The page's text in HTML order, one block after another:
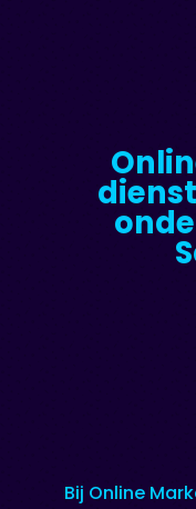
Bij Online